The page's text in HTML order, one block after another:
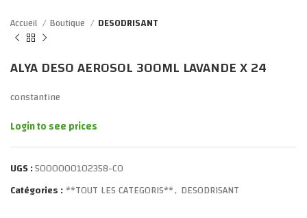
Accueil Boutique DESODRISANT
ALYA DESO AEROSOL 300ML LAVANDE X 24
constantine
Login to see prices
UGS :5000000102358-CO
Catégories :**TOUT LES CATEGORIS**, DESODRISANT